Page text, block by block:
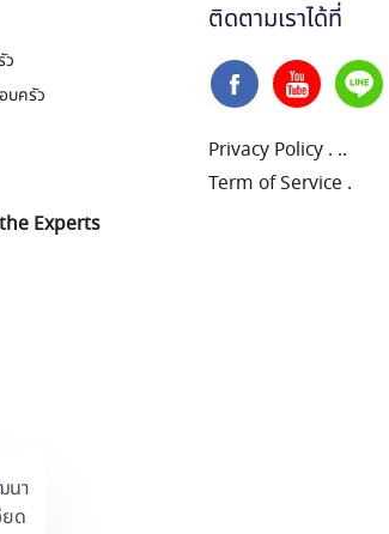
นา
ด
ว
บครัว
Experts
ติดตามเราได้ที่
Privacy Policy . ..
Term of Service .